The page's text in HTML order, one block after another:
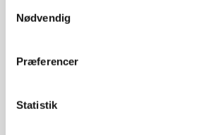
Nødvendig
Præferencer
Statistik
i sammen med risene
par minutter, til spinaten falder sammen